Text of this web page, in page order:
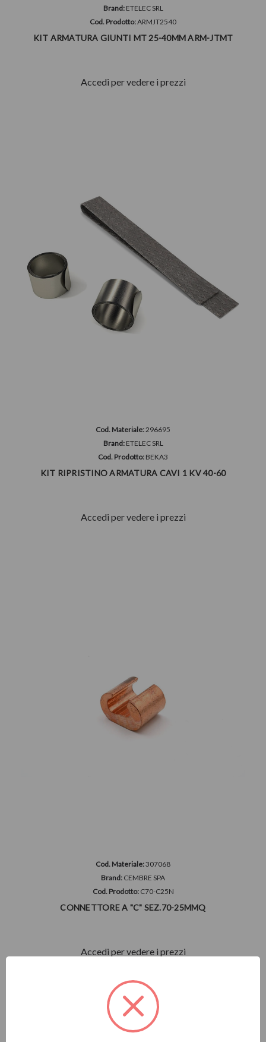
Brand: ETELEC SRL
Cod. Prodotto:ARMJT2540
KIT ARMATURA GIUNTI MT 25-40MM ARM-JTMT
Accedi per vedere i prezzi
Cod. Materiale: 296695
Brand: ETELEC SRL
Cod. Prodotto: BEKA3
KIT RIPRISTINO ARMATURA CAVI 1 KV 40-60
Accedi per vedere i prezzi
Cod. Materiale:307068
Brand: CEMBRE SPA
Cod. Prodotto: C70-C25N
CONNETTORE A "C" SEZ.70-25MMQ
Accedi per vedere i prezzi